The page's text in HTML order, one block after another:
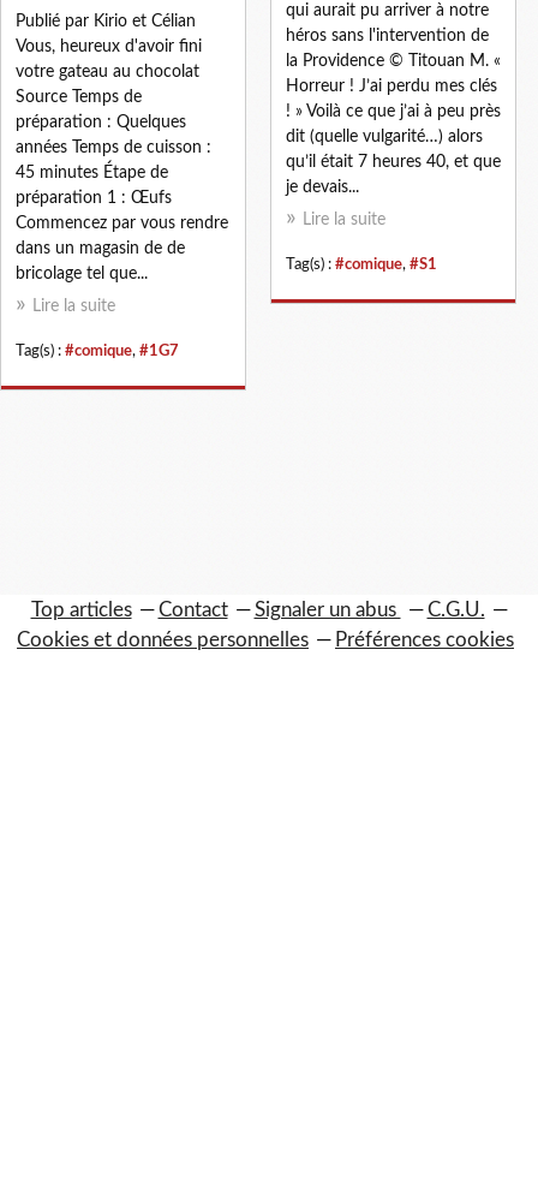
qui aurait pu arriver à notre
héros sans l'intervention de
la Providence © Titouan M. «
Horreur ! J’ai perdu mes clés
! » Voilà ce que j’ai à peu près
dit (quelle vulgarité…) alors
qu’il était 7 heures 40, et que
je devais...
Lire la suite
Tag(s) : #comique, #S1
Publié par Kirio et Célian
Vous, heureux d'avoir fini
votre gateau au chocolat
Source Temps de
préparation : Quelques
années Temps de cuisson :
45 minutes Étape de
préparation 1 : Œufs
Commencez par vous rendre
dans un magasin de de
bricolage tel que...
Lire la suite
Tag(s) : #comique, #1G7
Top articles Contact Signaler un abus
C.G.U.
Cookies et données personnelles
Préférences cookies